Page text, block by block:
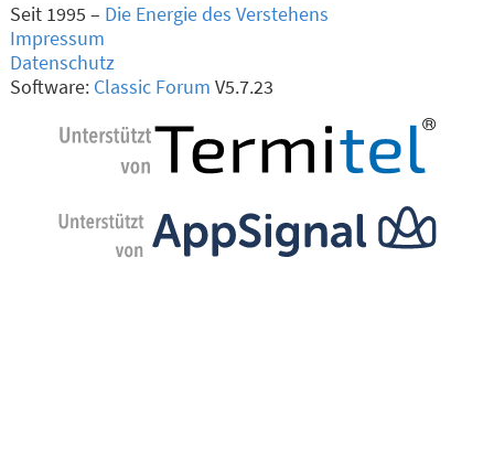
Seit 1995 – Die Energie des Verstehens
Impressum
Datenschutz
Software: Classic Forum V5.7.23